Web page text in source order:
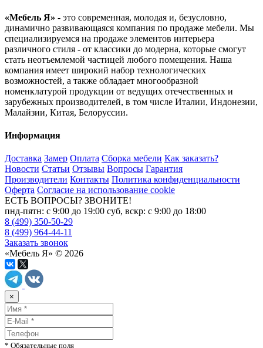
«Мебель Я» - это современная, молодая и, безусловно,
динамично развивающаяся компания по продаже мебели. Мы
специализируемся на продаже элементов интерьера
различного стиля - от классики до модерна, которые смогут
стать неотъемлемой частицей любого помещения. Наша
компания имеет широкий набор технологических
возможностей, а также обладает многообразной
номенклатурой продукции от ведущих отечественных и
зарубежных производителей, в том числе Италии, Индонезии,
Малайзии, Китая, Белоруссии.
Информация
Доставка Замер Оплата Сборка мебели Как заказать?
Новости Статьи Отзывы Вопросы Гарантия
Производители Контакты Политика конфиденциальности
Оферта Согласие на использование cookie
ЕСТЬ ВОПРОСЫ? ЗВОНИТЕ!
пнд-пятн: с 9:00 до 19:00 суб, вскр: с 9:00 до 18:00
8 (499) 350-50-29
8 (499) 964-44-11
Заказать звонок
«Мебель Я» © 2026
×
* Обязательные поля